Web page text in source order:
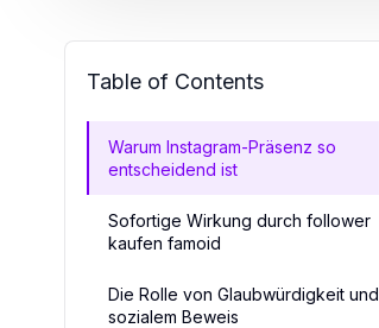
Table of Contents
Warum Instagram-Präsenz so
entscheidend ist
Sofortige Wirkung durch follower
kaufen famoid
Die Rolle von Glaubwürdigkeit und
sozialem Beweis